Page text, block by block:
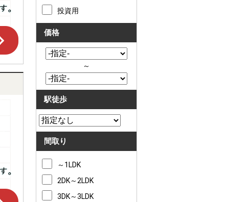
投資用
価格
～
駅徒歩
間取り
～1LDK
2DK～2LDK
3DK～3LDK